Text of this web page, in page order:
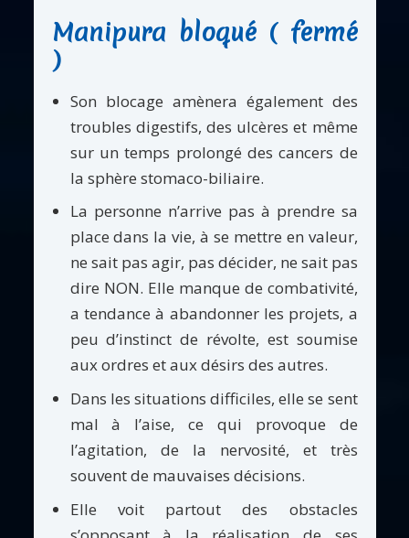
Manipura bloqué ( fermé
)
Son blocage amènera également des
troubles digestifs, des ulcères et même
sur un temps prolongé des cancers de
la sphère stomaco-biliaire.
La personne n’arrive pas à prendre sa
place dans la vie, à se mettre en valeur,
ne sait pas agir, pas décider, ne sait pas
dire NON. Elle manque de combativité,
a tendance à abandonner les projets, a
peu d’instinct de révolte, est soumise
aux ordres et aux désirs des autres.
Dans les situations difficiles, elle se sent
mal à l’aise, ce qui provoque de
l’agitation, de la nervosité, et très
souvent de mauvaises décisions.
Elle voit partout des obstacles